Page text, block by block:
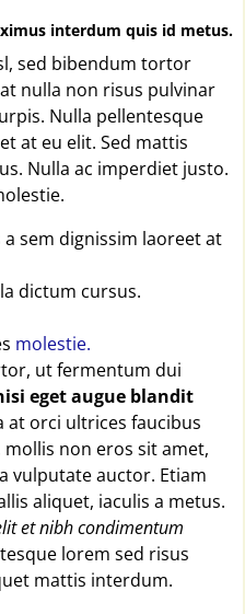
interdum quis id metus.
sed bibendum tortor
nulla non risus pulvinar
Nulla pellentesque
at eu elit. Sed mattis
Nulla ac imperdiet justo.
sem dignissim laoreet at
dictum cursus.
molestie.
ut fermentum dui
eget augue blandit
at orci ultrices faucibus
mollis non eros sit amet,
vulputate auctor. Etiam
aliquet, iaculis a metus.
et nibh condimentum
lorem sed risus
mattis interdum.